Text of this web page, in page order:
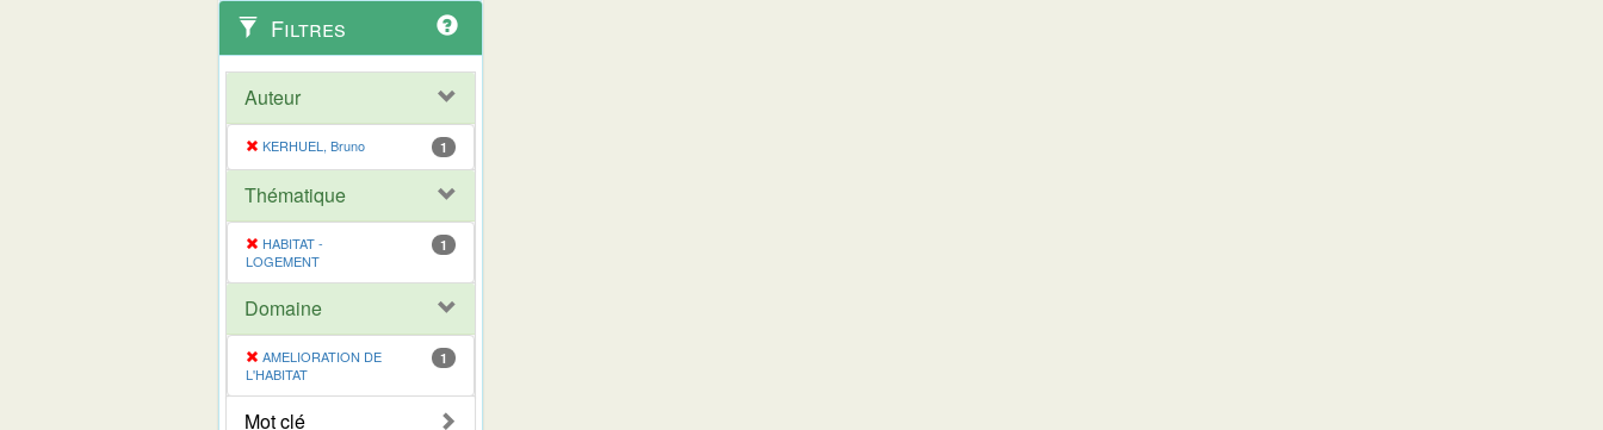
Filtres
Auteur
KERHUEL, Bruno 1
Thématique
HABITAT -
LOGEMENT
1
Domaine
AMELIORATION DE
L'HABITAT
1
Mot clé